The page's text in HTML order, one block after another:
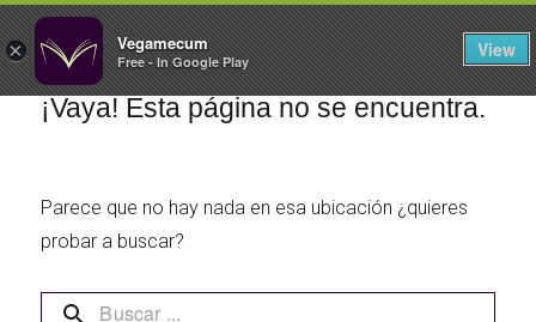
× Vegamecum
Free - In Google Play
View
FILTROS
🎉 Sant Joan 🎉
Especial 'Al aire libre'
¡Vaya! Esta página no se encuentra.
Parece que no hay nada en esa ubicación ¿quieres
probar a buscar?